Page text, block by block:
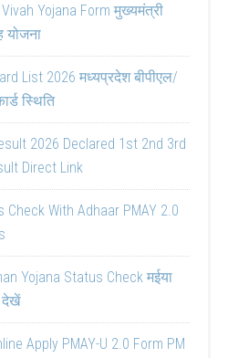
Yojana Form मुख्यमंत्री
योजना
List 2026 मध्यप्रदेश बीपीएल/
स्थिति
2026 Declared 1st 2nd 3rd
Direct Link
Check With Adhaar PMAY 2.0
Yojana Status Check मईया
देखें
Apply PMAY-U 2.0 Form PM